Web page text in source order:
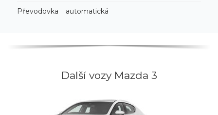
Převodovka automatická
Další vozy Mazda 3